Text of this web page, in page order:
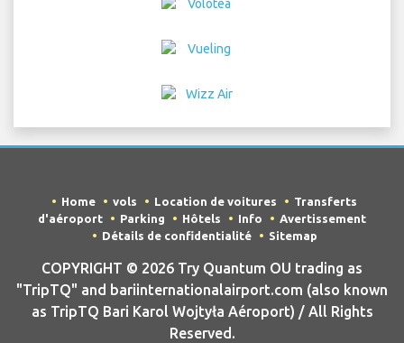
Home vols Location de voitures
Transferts
d'aéroport
Parking Hôtels Info
Avertissement
Détails de confidentialité
Sitemap
COPYRIGHT © 2026 Try Quantum OU trading as
"TripTQ" and bariinternationalairport.com (also known
as TripTQ Bari Karol Wojtyła Aéroport) / All Rights
Reserved.